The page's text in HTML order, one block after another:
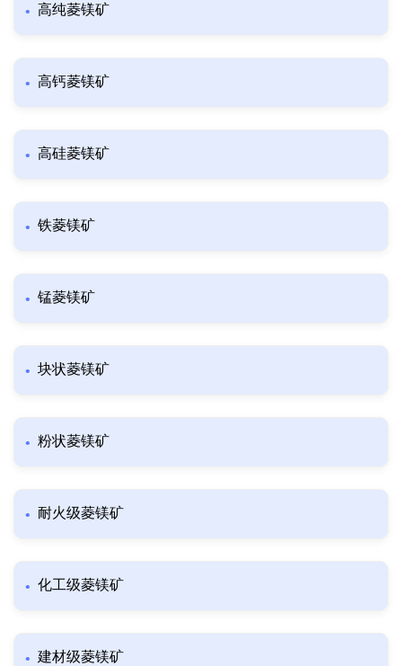
高纯菱镁矿
高钙菱镁矿
高硅菱镁矿
铁菱镁矿
锰菱镁矿
块状菱镁矿
粉状菱镁矿
耐火级菱镁矿
化工级菱镁矿
建材级菱镁矿